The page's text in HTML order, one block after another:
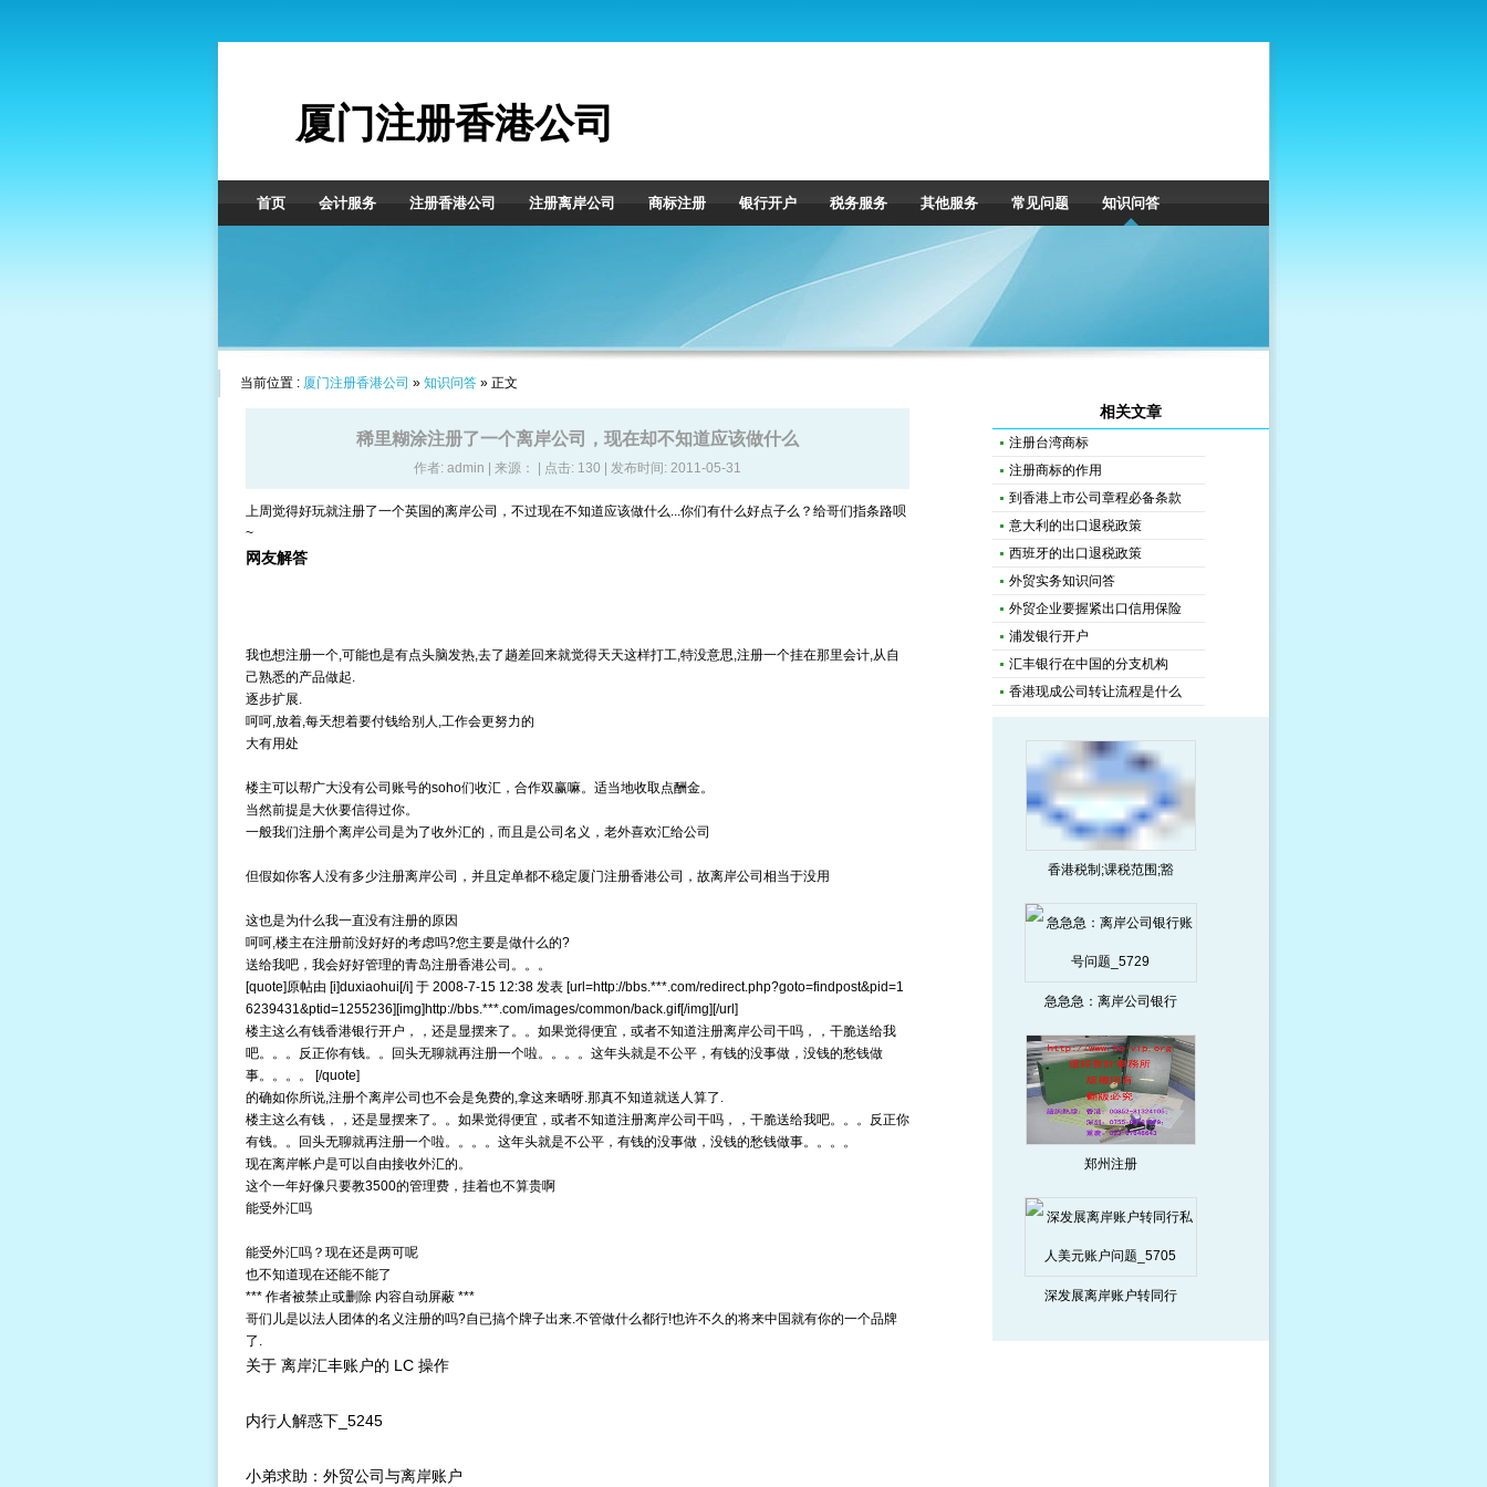
厦门注册香港公司
首页 会计服务 注册香港公司 注册离岸公司 商标注册 银行开户 税务服务 其他服务 常见问题 知识问答
当前位置 : 厦门注册香港公司 » 知识问答» 正文
稀里糊涂注册了一个离岸公司，现在却不知道应该做什么
作者: admin | 来源： | 点击: 130 | 发布时间: 2011-05-31
上周觉得好玩就注册了一个英国的离岸公司，不过现在不知道应该做什么...你们有什么好点子么？给哥们指条路呗
~
网友解答
我也想注册一个,可能也是有点头脑发热,去了趟差回来就觉得天天这样打工,特没意思,注册一个挂在那里会计,从自
己熟悉的产品做起.
逐步扩展.
呵呵,放着,每天想着要付钱给别人,工作会更努力的
大有用处
楼主可以帮广大没有公司账号的soho们收汇，合作双赢嘛。适当地收取点酬金。
当然前提是大伙要信得过你。
一般我们注册个离岸公司是为了收外汇的，而且是公司名义，老外喜欢汇给公司
但假如你客人没有多少注册离岸公司 ，并且定单都不稳定厦门注册香港公司 ，故离岸公司相当于没用
这也是为什么我一直没有注册的原因
呵呵,楼主在注册前没好好的考虑吗?您主要是做什么的?
送给我吧，我会好好管理的青岛注册香港公司 。。。
[quote]原帖由 [i]duxiaohui[/i] 于 2008-7-15 12:38 发表 [url=http://bbs.***.com/redirect.php?goto=findpost&pid=1
6239431&ptid=1255236][img]http://bbs.***.com/images/common/back.gif[/img][/url]
楼主这么有钱香港银行开户 ，，还是显摆来了。。如果觉得便宜，或者不知道注册离岸公司干吗，，干脆送给我
吧。。。反正你有钱。。回头无聊就再注册一个啦。。。。这年头就是不公平，有钱的没事做，没钱的愁钱做
事。。。。 [/quote]
的确如你所说,注册个离岸公司也不会是免费的,拿这来晒呀.那真不知道就送人算了.
楼主这么有钱，，还是显摆来了。。如果觉得便宜，或者不知道注册离岸公司干吗，，干脆送给我吧。。。反正你
有钱。。回头无聊就再注册一个啦。。。。这年头就是不公平，有钱的没事做，没钱的愁钱做事。。。。
现在离岸帐户是可以自由接收外汇的。
这个一年好像只要教3500的管理费，挂着也不算贵啊
能受外汇吗
能受外汇吗？现在还是两可呢
也不知道现在还能不能了
*** 作者被禁止或删除 内容自动屏蔽 ***
哥们儿是以法人团体的名义注册的吗?自已搞个牌子出来.不管做什么都行!也许不久的将来中国就有你的一个品牌
了.
关于 离岸汇丰账户的 LC 操作
内行人解惑下_5245
小弟求助：外贸公司与离岸账户
相关文章
注册台湾商标
注册商标的作用
到香港上市公司章程必备条款
意大利的出口退税政策
西班牙的出口退税政策
外贸实务知识问答
外贸企业要握紧出口信用保险
浦发银行开户
汇丰银行在中国的分支机构
香港现成公司转让流程是什么
香港税制;课税范围;豁
急急急：离岸公司银行
郑州注册
深发展离岸账户转同行